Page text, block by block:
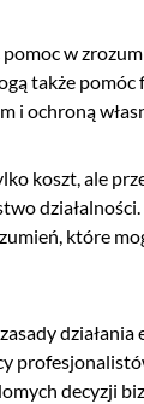
w
także
i ochroną
koszt, ale
które
decyzji